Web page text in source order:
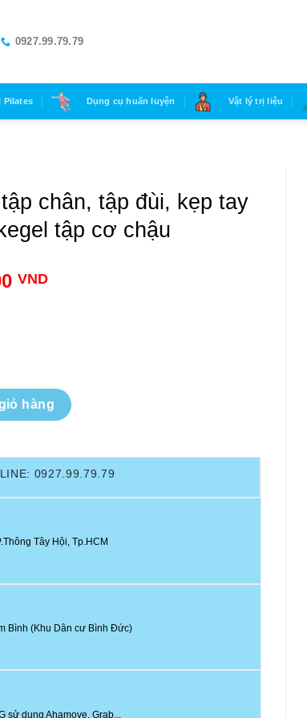
0927.99.79.79
Pilates Dụng cụ huấn luyện Vật lý trị liệu
chân, tập đùi, kẹp tay
tập cơ chậu
VND
kẹp tay tập bắp tay, máy kegel tập cơ chậu số lượng
hàng
0927.99.79.79
Tây Hội, Tp.HCM
Bình (Khu Dân cư Bình Đức)
sử dụng Ahamove, Grab...